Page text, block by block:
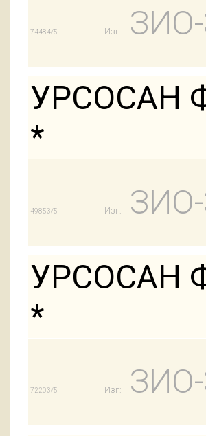
74484/5 Изг:
УРСОСАН
*
49853/5 Изг:
УРСОСАН
*
72203/5 Изг: